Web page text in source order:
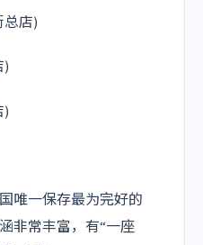
店)
唯一保存最为完好的
非常丰富，有“一座